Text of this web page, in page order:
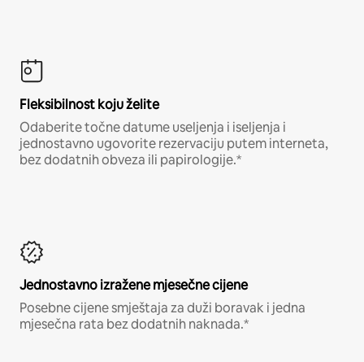
Fleksibilnost koju želite
Odaberite točne datume useljenja i iseljenja i
jednostavno ugovorite rezervaciju putem interneta,
bez dodatnih obveza ili papirologije.*
Jednostavno izražene mjesečne cijene
Posebne cijene smještaja za duži boravak i jedna
mjesečna rata bez dodatnih naknada.*